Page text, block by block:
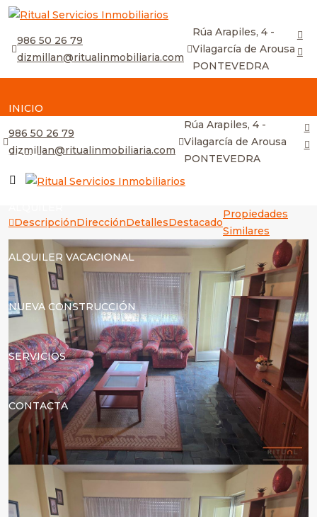
986 50 26 79
dizmillan@ritualinmobiliaria.com
Rúa Arapiles, 4 -
Vilagarcía de Arousa
PONTEVEDRA
INICIO
VENTA
ALQUILER VACACIONAL
NUEVA CONSTRUCCIÓN
SERVICIOS
CONTACTA
986 50 26 79
dizmillan@ritualinmobiliaria.com
Rúa Arapiles, 4 -
Vilagarcía de Arousa
PONTEVEDRA
DescripciónDirecciónDetallesDestacado
Propiedades
Similares